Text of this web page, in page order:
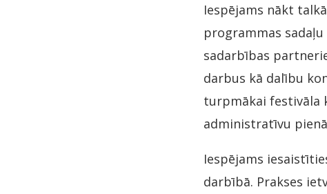
Iespējams nākt
programmas
sadarbības
darbus kā dalību
turpmākai festivāla
administratīvu
Iespējams
darbībā. Prakses